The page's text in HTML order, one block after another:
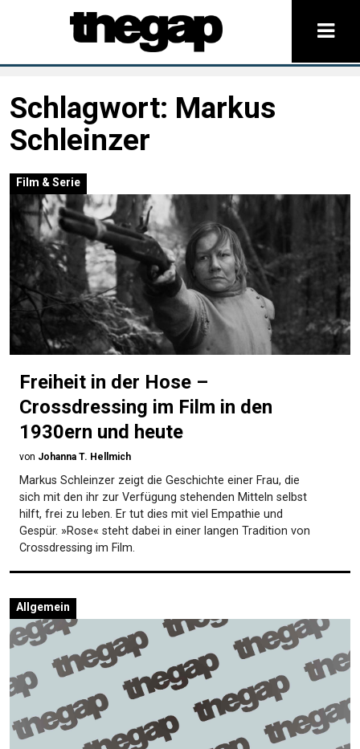
Schlagwort: Markus
Schleinzer
Film & Serie
Freiheit in der Hose –
Crossdressing im Film in den
1930ern und heute
von Johanna T. Hellmich
Markus Schleinzer zeigt die Geschichte einer Frau, die
sich mit den ihr zur Verfügung stehenden Mitteln selbst
hilft, frei zu leben. Er tut dies mit viel Empathie und
Gespür. »Rose« steht dabei in einer langen Tradition von
Crossdressing im Film.
Allgemein